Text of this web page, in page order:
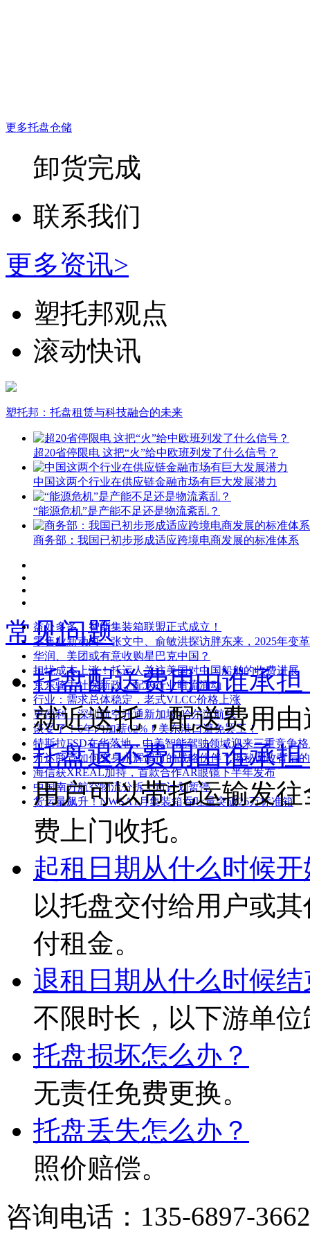
更多托盘仓储
卸货完成
联系我们
更多资讯>
塑托邦观点
滚动快讯
塑托邦：托盘租赁与科技融合的未来
超20省停限电 这把“火”给中欧班列发了什么信号？
中国这两个行业在供应链金融市场有巨大发展潜力
“能源危机”是产能不足还是物流紊乱？
商务部：我国已初步形成适应跨境电商发展的标准体系
益处多多！智能集装箱联盟正式成立！
零售业新动向：张文中、俞敏洪探访胖东来，2025年变
华润、美团或有意收购星巴克中国？
担忧成本上涨！托运人关注美国对中国船舶的收费进展
京东骑手社保新政，配送行业暗流涌动
行业：需求总体稳定，老式VLCC价格上涨
更便利！深圳航空开通新加坡-哈尔滨航线
谈妥了！6年内加薪62%！美东港口避免罢工！
特斯拉FSD在华落地，中美智能驾驶领域迎来三重竞争
万达商管如何变身永辉超市的战略伙伴？揭秘调改背后
海信获XREAL加持，首款合作AR眼镜下半年发布
中国南方航空物流分拆上市计划暂停
货运量飙升！NWSA1月集装箱吞吐量突破26万标准箱
常见问题
托盘配送费用由谁承担
就近送托，​配送费用
托盘退还费用由谁承担
用户可以带托运输发
费上门收托。
起租日期从什么时候开
以托盘交付给用户或
付租金。
退租日期从什么时候结
不限时长，以下游单
托盘损坏怎么办？
无责任免费更换。
托盘丢失怎么办？
照价赔偿。
咨询电话：135-6897-3662